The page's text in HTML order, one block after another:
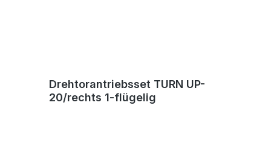
Drehtorantriebsset TURN UP-
20/rechts 1-flügelig